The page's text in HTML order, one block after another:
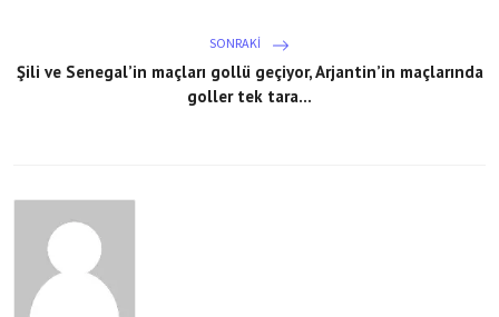
SONRAKI
Şili ve Senegal’in maçları gollü geçiyor, Arjantin’in maçlarında
goller tek tara...